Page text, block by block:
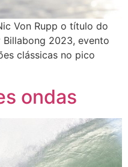
Von Rupp o título do
2023, evento
clássicas no pico
ondas